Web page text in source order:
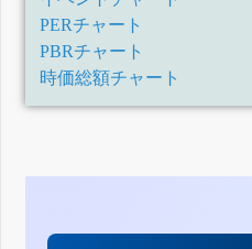
PERチャート
PBRチャート
時価総額チャート